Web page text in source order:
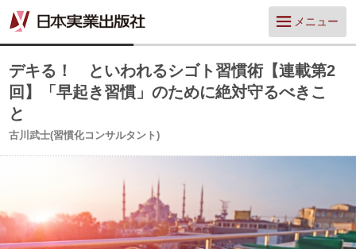
メニュー
デキる！ といわれるシゴト習慣術【連載第2
回】「早起き習慣」のために絶対守るべきこ
と
古川武士(習慣化コンサルタント)